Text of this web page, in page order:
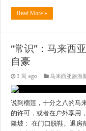
Read More »
“常识”：马来西
自豪
3 周 ago 马来西亚旅游
说到榴莲，十分之八的马
的许可，或者在户外享用
隆坡： 在门口脱鞋。退房